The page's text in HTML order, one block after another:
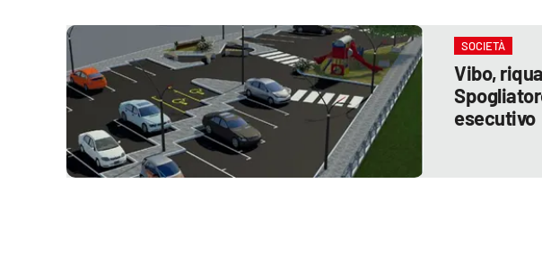
SOCIETÀ
Vibo,
esecutivo